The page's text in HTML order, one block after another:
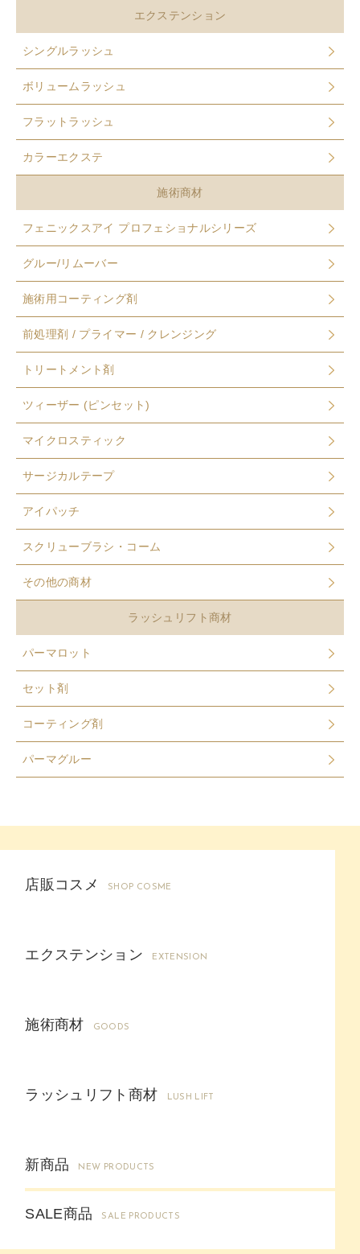
エクステンション
シングルラッシュ
ボリュームラッシュ
フラットラッシュ
カラーエクステ
施術商材
フェニックスアイ プロフェショナルシリーズ
グルー/リムーバー
施術用コーティング剤
前処理剤 / プライマー / クレンジング
トリートメント剤
ツィーザー (ピンセット)
マイクロスティック
サージカルテープ
アイパッチ
スクリューブラシ・コーム
その他の商材
ラッシュリフト商材
パーマロット
セット剤
コーティング剤
パーマグルー
店販コスメ SHOP COSME
エクステンション EXTENSION
施術商材 GOODS
ラッシュリフト商材 LUSH LIFT
新商品 NEW PRODUCTS
SALE商品 SALE PRODUCTS